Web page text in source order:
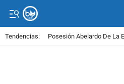
Tendencias: Posesión Abelardo De La